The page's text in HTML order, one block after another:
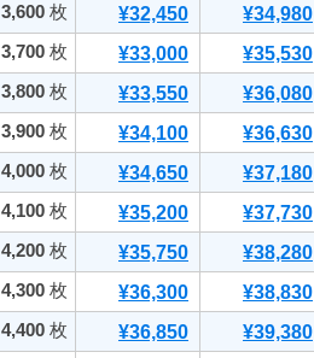
3,600 枚 ¥32,450 ¥34,980
3,700 枚 ¥33,000 ¥35,530
3,800 枚 ¥33,550 ¥36,080
3,900 枚 ¥34,100 ¥36,630
4,000 枚 ¥34,650 ¥37,180
4,100 枚 ¥35,200 ¥37,730
4,200 枚 ¥35,750 ¥38,280
4,300 枚 ¥36,300 ¥38,830
4,400 枚 ¥36,850 ¥39,380